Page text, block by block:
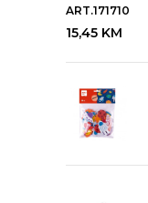
ART.171710
15,45 KM